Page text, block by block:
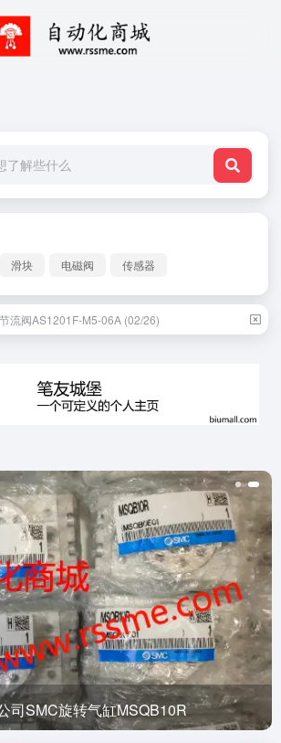
滑块 电磁阀 传感器
流阀AS1201F-M5-06A (02/26)
司SMC旋转气缸MSQB10R